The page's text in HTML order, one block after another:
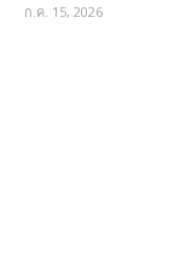
ก.ค. 15, 2026